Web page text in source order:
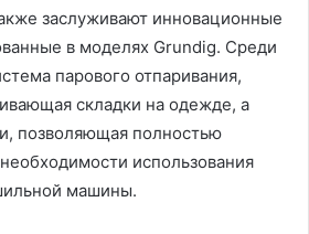
заслуживают инновационные
в моделях Grundig. Среди
парового отпаривания,
складки на одежде, а
позволяющая полностью
использования
машины.